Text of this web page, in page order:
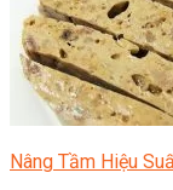
Nâng Tầm Hiệu